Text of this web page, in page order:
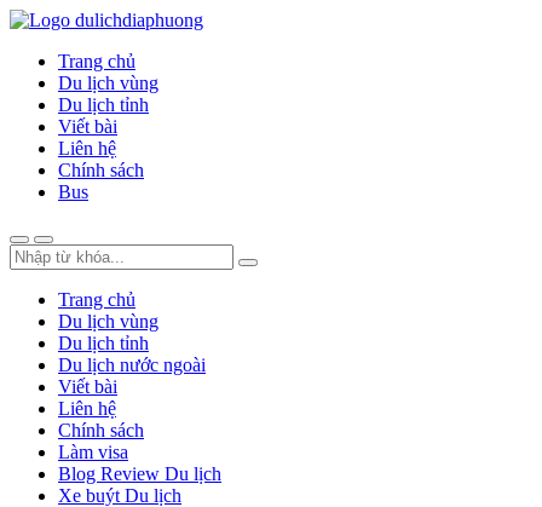
Trang chủ
Du lịch vùng
Du lịch tỉnh
Viết bài
Liên hệ
Chính sách
Bus
Trang chủ
Du lịch vùng
Du lịch tỉnh
Du lịch nước ngoài
Viết bài
Liên hệ
Chính sách
Làm visa
Blog Review Du lịch
Xe buýt Du lịch